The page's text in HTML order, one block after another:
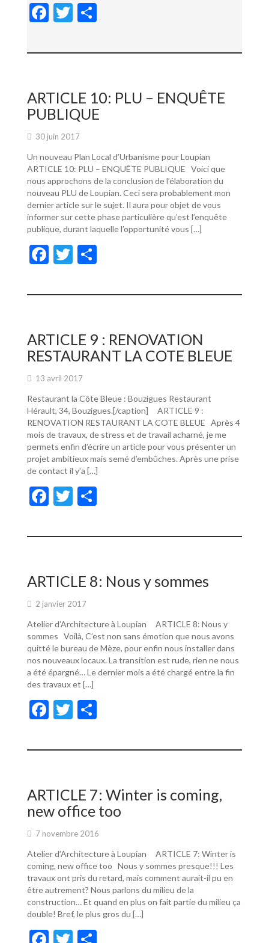
F
e
o
o
k
T
itt ta
er
ARTICLE 10: PLU – ENQUÊTE
PUBLIQUE
30 juin 2017
Un nouveau Plan Local d’Urbanisme pour Loupian
ARTICLE 10: PLU – ENQUÊTE PUBLIQUE Voici que
nous approchons de la conclusion de l’élaboration du
nouveau PLU de Loupian. Ceci sera probablement mon
dernier article sur le sujet. Il aura pour objet de vous
informer sur cette phase particulière qu’est l’enquête
publique, durant laquelle l’opportunité vous […]
F
e
o
o
k
T
itt ta
er
ARTICLE 9 : RENOVATION
RESTAURANT LA COTE BLEUE
13 avril 2017
Restaurant la Côte Bleue : Bouzigues Restaurant
Hérault, 34, Bouzigues.[/caption] ARTICLE 9 :
RENOVATION RESTAURANT LA COTE BLEUE Après 4
mois de travaux, de stress et de travail acharné, je me
permets enfin d’écrire un article pour vous présenter un
projet ambitieux mais semé d’embûches. Après une prise
de contact il y’a […]
F
e
o
o
k
T
itt ta
er
ARTICLE 8: Nous y sommes
2 janvier 2017
Atelier d’Architecture à Loupian ARTICLE 8: Nous y
sommes Voilà, C’est non sans émotion que nous avons
quitté le bureau de Mèze, pour enfin nous installer dans
nos nouveaux locaux. La transition est rude, rien ne nous
a été épargné… Le dernier mois a été chargé entre la fin
des travaux et […]
F
e
o
o
k
T
itt ta
er
ARTICLE 7: Winter is coming,
new office too
7 novembre 2016
Atelier d’Architecture à Loupian ARTICLE 7: Winter is
coming, new office too Nous y sommes presque!!! Les
travaux ont pris du retard, mais comment aurait-il pu en
être autrement? Nous parlons du milieu de la
construction… Et quand en plus on fait partie du milieu ça
double! Bref, le plus gros du […]